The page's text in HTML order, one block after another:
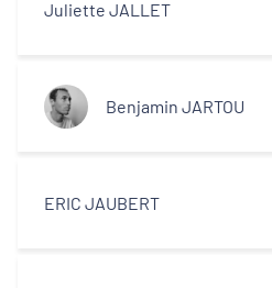
Juliette JALLET
Benjamin JARTOU
ERIC JAUBERT